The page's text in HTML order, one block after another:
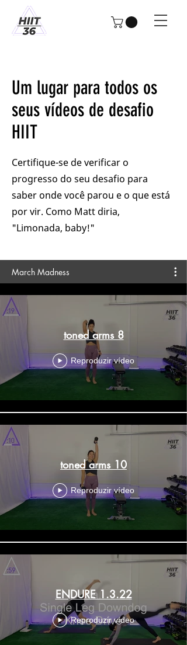
Um lugar para todos os
seus vídeos de desafio
HIIT
Certifique-se de verificar o
progresso do seu desafio para
saber onde você parou e o que está
por vir. Como Matt diria,
"Limonada, baby!"
March Madness
toned arms 8
Reproduzir vídeo
toned arms 10
Reproduzir vídeo
ENDURE 1.3.22
Reproduzir vídeo